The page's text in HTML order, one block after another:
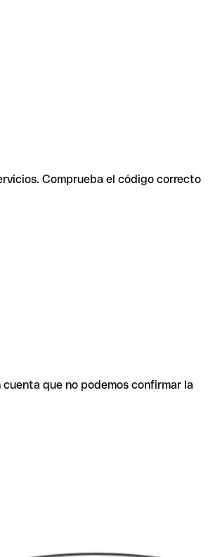
Comprueba el código correcto
que no podemos confirmar la